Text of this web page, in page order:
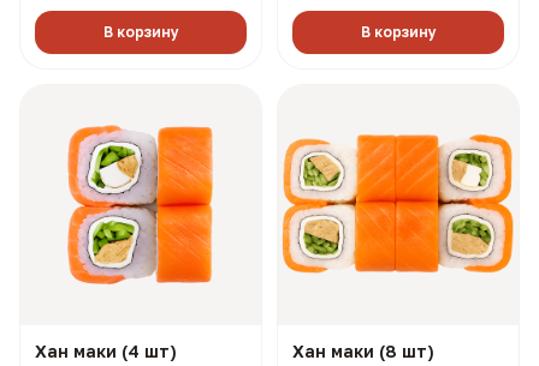
В корзину В корзину
Хан маки (4 шт) Хан маки (8 шт)